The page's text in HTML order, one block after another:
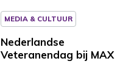
MEDIA & CULTUUR
Nederlandse
Veteranendag bij MAX